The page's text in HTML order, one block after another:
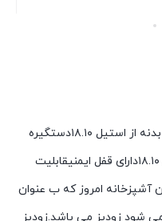
زودپز AK502PCظرفیت 4.4 لیترجنس بدنه از استیل ۱۸.۱۰دستگیره
ها از جنس باکالیتجنس درب از استیل ۱۸.۱۰دارای قفل ایمنیقابلیت
آشپزخانه امروز که ب عنوان
شود زودپز می باشد.زودپز